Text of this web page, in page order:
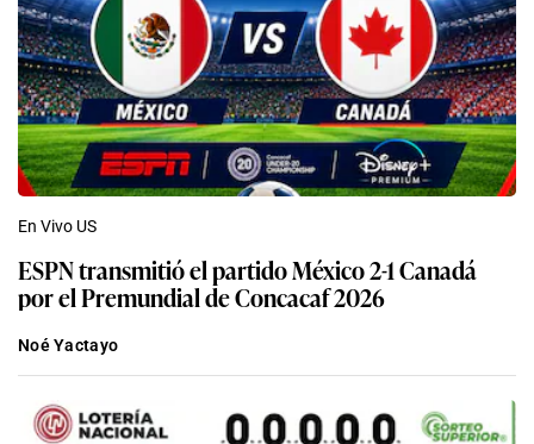
En Vivo US
ESPN transmitió el partido México 2-1 Canadá
por el Premundial de Concacaf 2026
Noé Yactayo